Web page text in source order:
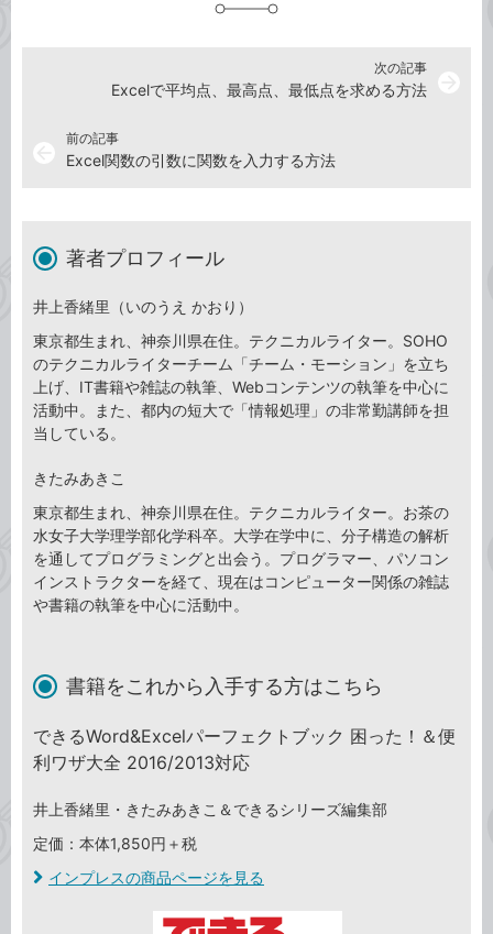
前の記事
Excel関数の引数に関数を入力する方法
次の記事
Excelで平均点、最高点、最低点を求める方法
著者プロフィール
井上香緒里（いのうえ かおり）
東京都生まれ、神奈川県在住。テクニカルライター。SOHO
のテクニカルライターチーム「チーム・モーション」を立ち
上げ、IT書籍や雑誌の執筆、Webコンテンツの執筆を中心に
活動中。また、都内の短大で「情報処理」の非常勤講師を担
当している。
きたみあきこ
東京都生まれ、神奈川県在住。テクニカルライター。お茶の
水女子大学理学部化学科卒。大学在学中に、分子構造の解析
を通してプログラミングと出会う。プログラマー、パソコン
インストラクターを経て、現在はコンピューター関係の雑誌
や書籍の執筆を中心に活動中。
書籍をこれから入手する方はこちら
できるWord&Excelパーフェクトブック 困った！＆便
利ワザ大全 2016/2013対応
井上香緒里・きたみあきこ＆できるシリーズ編集部
定価：本体1,850円＋税
インプレスの商品ページを見る